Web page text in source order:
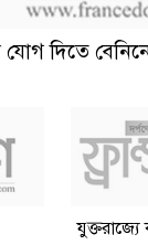
যোগ দিতে